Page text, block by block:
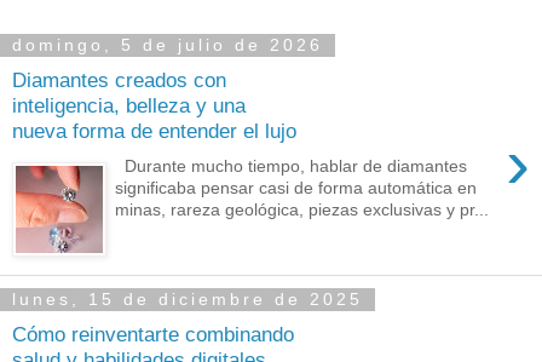
domingo, 5 de julio de 2026
Diamantes creados con
inteligencia, belleza y una
nueva forma de entender el lujo
›
Durante mucho tiempo, hablar de diamantes
significaba pensar casi de forma automática en
minas, rareza geológica, piezas exclusivas y pr...
lunes, 15 de diciembre de 2025
Cómo reinventarte combinando